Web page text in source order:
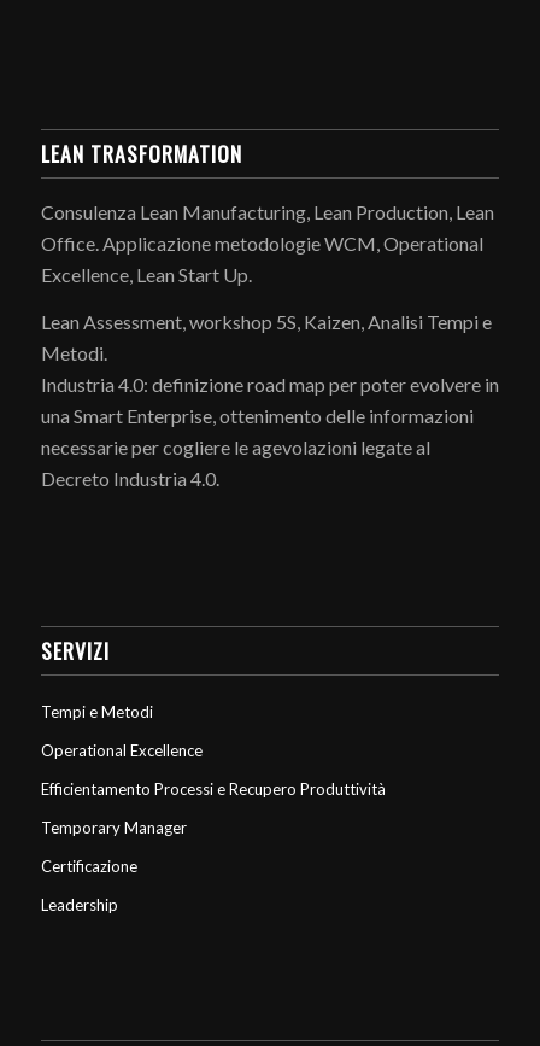
LEAN TRASFORMATION
Consulenza Lean Manufacturing, Lean Production, Lean
Office. Applicazione metodologie WCM, Operational
Excellence, Lean Start Up.
Lean Assessment, workshop 5S, Kaizen, Analisi Tempi e
Metodi.
Industria 4.0: definizione road map per poter evolvere in
una Smart Enterprise, ottenimento delle informazioni
necessarie per cogliere le agevolazioni legate al
Decreto Industria 4.0.
SERVIZI
Tempi e Metodi
Operational Excellence
Efficientamento Processi e Recupero Produttività
Temporary Manager
Certificazione
Leadership